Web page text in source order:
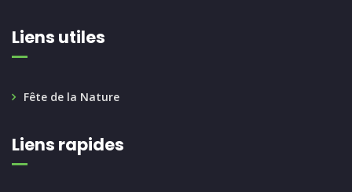
Liens utiles
Fête de la Nature
Liens rapides